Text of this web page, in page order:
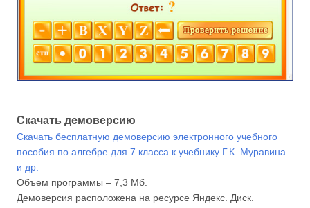
Скачать демоверсию
Скачать бесплатную демоверсию электронного учебного
пособия по алгебре для 7 класса к учебнику Г.К. Муравина
и др.
Объем программы – 7,3 Мб.
Демоверсия расположена на ресурсе Яндекс. Диск.